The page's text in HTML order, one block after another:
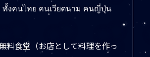
ทั้งคนไทย คนเวียดนาม คนญี่ปุ่น
料食堂（お店として料理を作っ